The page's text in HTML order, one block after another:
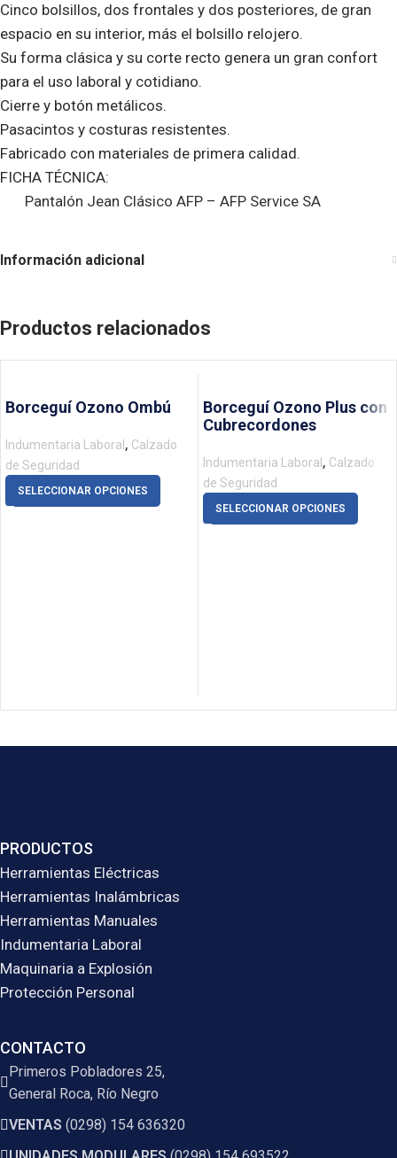
Cinco bolsillos, dos frontales y dos posteriores, de gran
espacio en su interior, más el bolsillo relojero.
Su forma clásica y su corte recto genera un gran confort
para el uso laboral y cotidiano.
Cierre y botón metálicos.
Pasacintos y costuras resistentes.
Fabricado con materiales de primera calidad.
FICHA TÉCNICA:
Pantalón Jean Clásico AFP – AFP Service SA
Información adicional
Productos relacionados
Borceguí Ozono Ombú
Indumentaria Laboral , Calzado
de Seguridad
SELECCIONAR OPCIONES
Borceguí Ozono Plus con
Cubrecordones
Indumentaria Laboral , Calzado
de Seguridad
SELECCIONAR OPCIONES
PRODUCTOS
Herramientas Eléctricas
Herramientas Inalámbricas
Herramientas Manuales
Indumentaria Laboral
Maquinaria a Explosión
Protección Personal
CONTACTO
Primeros Pobladores 25,
General Roca, Río Negro
VENTAS (0298) 154 636320